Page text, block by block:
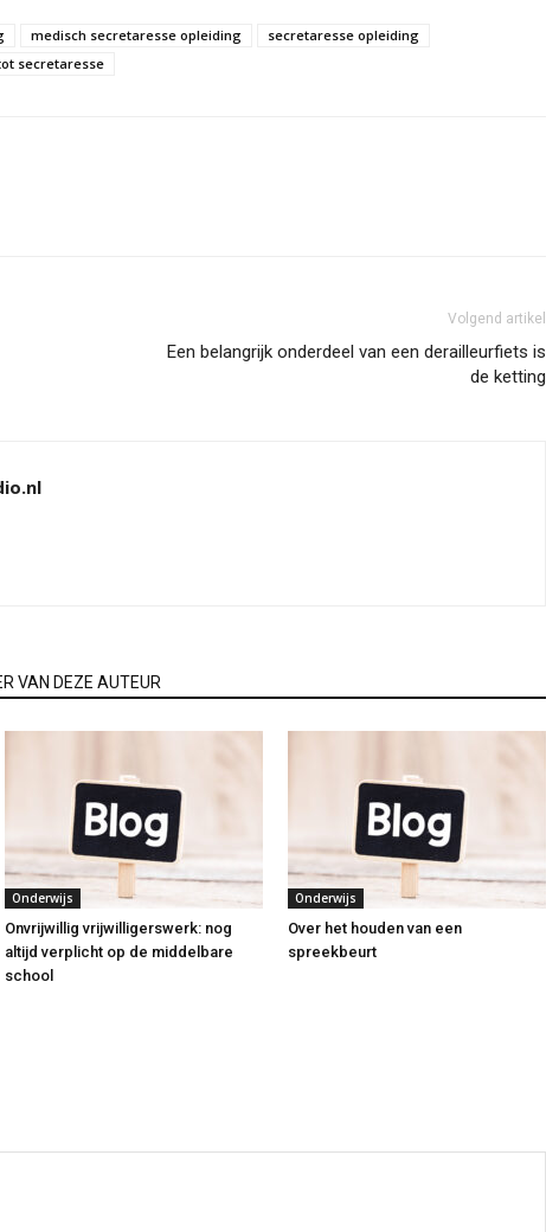
medisch secretaresse opleiding
secretaresse opleiding
secretaresse
Volgend artikel
Een belangrijk onderdeel van een derailleurfiets is
de ketting
VAN DEZE AUTEUR
Onderwijs
Onvrijwillig vrijwilligerswerk: nog
altijd verplicht op de middelbare
school
Onderwijs
Over het houden van een
spreekbeurt